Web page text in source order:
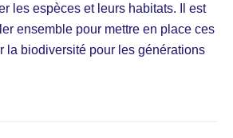
les espèces et leurs habitats. Il est
ensemble pour mettre en place ces
la biodiversité pour les générations